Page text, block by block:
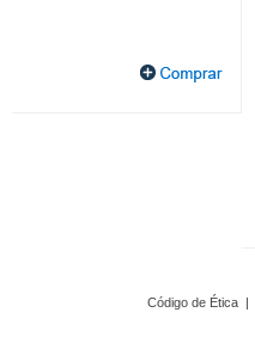
Código de Ética |